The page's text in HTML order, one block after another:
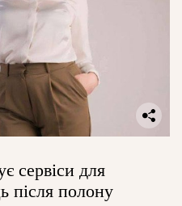
сервіси для
після полону